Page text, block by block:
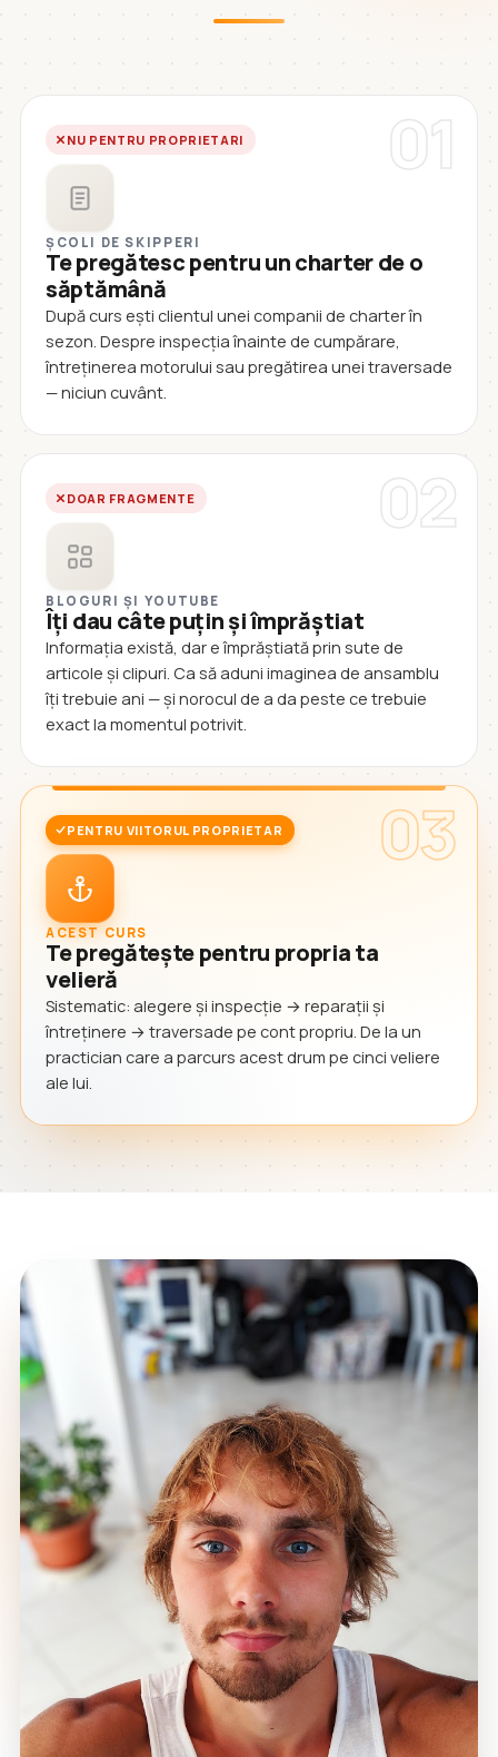
01
NU PENTRU PROPRIETARI
ȘCOLI DE SKIPPERI
Te pregătesc pentru un charter de o
săptămână
După curs ești clientul unei companii de charter în
sezon. Despre inspecția înainte de cumpărare,
întreținerea motorului sau pregătirea unei traversade
— niciun cuvânt.
02
DOAR FRAGMENTE
BLOGURI ȘI YOUTUBE
Îți dau câte puțin și împrăștiat
Informația există, dar e împrăștiată prin sute de
articole și clipuri. Ca să aduni imaginea de ansamblu
îți trebuie ani — și norocul de a da peste ce trebuie
exact la momentul potrivit.
03
PENTRU VIITORUL PROPRIETAR
ACEST CURS
Te pregătește pentru propria ta
velieră
Sistematic: alegere și inspecție → reparații și
întreținere → traversade pe cont propriu. De la un
practician care a parcurs acest drum pe cinci veliere
ale lui.